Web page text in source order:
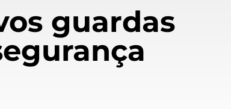
guardas